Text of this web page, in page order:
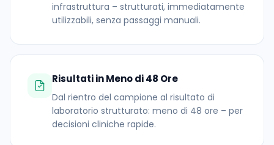
infrastruttura – strutturati, immediatamente
utilizzabili, senza passaggi manuali.
Risultati in Meno di 48 Ore
Dal rientro del campione al risultato di
laboratorio strutturato: meno di 48 ore – per
decisioni cliniche rapide.